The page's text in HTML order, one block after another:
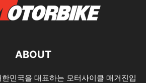
ABOUT
민국을 대표하는 모터사이클 매거진입